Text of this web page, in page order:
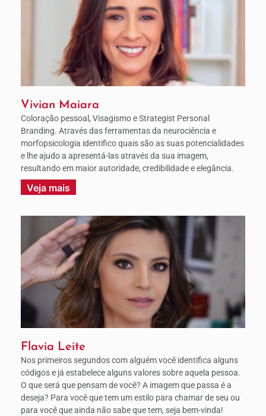
Vivian Maiara
Coloração pessoal, Visagismo e Strategist Personal
Branding. Através das ferramentas da neurociência e
morfopsicologia identifico quais são as suas potencialidades
e lhe ajudo a apresentá-las através da sua imagem,
resultando em maior autoridade, credibilidade e elegância.
Veja mais
Flavia Leite
Nos primeiros segundos com alguém você identifica alguns
códigos e já estabelece alguns valores sobre aquela pessoa.
O que será que pensam de você? A imagem que passa é a
deseja? Para você que tem um estilo para chamar de seu ou
para você que ainda não sabe que tem, seja bem-vinda!